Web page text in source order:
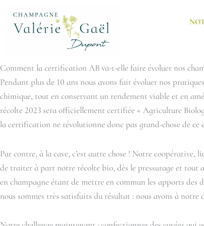
contenu
Comment la certification AB va-t-elle faire évoluer nos
Pendant plus de 10 ans nous avons fait évoluer nos
chimique, tout en conservant un rendement viable et en
récolte 2023 sera officiellement certifiée « Agriculture
la certification ne révolutionne donc pas grand-chose de ce
Par contre, à la cave, c’est autre chose ! Notre
de traiter à part notre récolte bio, dès le pressurage et tout
en champagne étant de mettre en commun les apports
nous sommes très satisfaits du résultat : nous avons à